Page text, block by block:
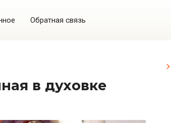
Обратная связь
в духовке